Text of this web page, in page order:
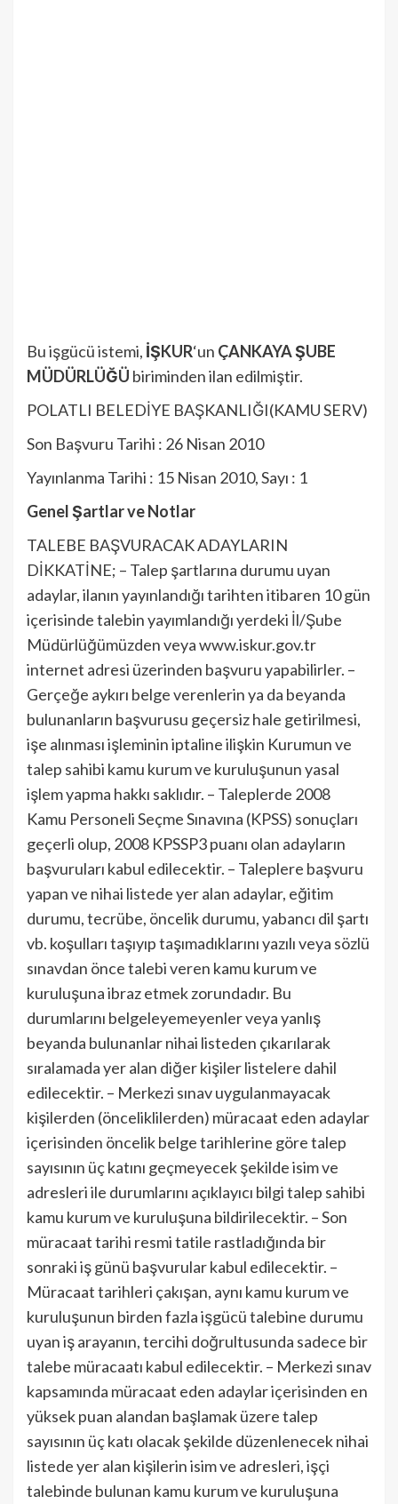
Bu işgücü istemi, İŞKUR‘un ÇANKAYA ŞUBE
MÜDÜRLÜĞÜ biriminden ilan edilmiştir.
POLATLI BELEDİYE BAŞKANLIĞI(KAMU SERV)
Son Başvuru Tarihi : 26 Nisan 2010
Yayınlanma Tarihi : 15 Nisan 2010, Sayı : 1
Genel Şartlar ve Notlar
TALEBE BAŞVURACAK ADAYLARIN
DİKKATİNE; – Talep şartlarına durumu uyan
adaylar, ilanın yayınlandığı tarihten itibaren 10 gün
içerisinde talebin yayımlandığı yerdeki İl/Şube
Müdürlüğümüzden veya www.iskur.gov.tr
internet adresi üzerinden başvuru yapabilirler. –
Gerçeğe aykırı belge verenlerin ya da beyanda
bulunanların başvurusu geçersiz hale getirilmesi,
işe alınması işleminin iptaline ilişkin Kurumun ve
talep sahibi kamu kurum ve kuruluşunun yasal
işlem yapma hakkı saklıdır. – Taleplerde 2008
Kamu Personeli Seçme Sınavına (KPSS) sonuçları
geçerli olup, 2008 KPSSP3 puanı olan adayların
başvuruları kabul edilecektir. – Taleplere başvuru
yapan ve nihai listede yer alan adaylar, eğitim
durumu, tecrübe, öncelik durumu, yabancı dil şartı
vb. koşulları taşıyıp taşımadıklarını yazılı veya sözlü
sınavdan önce talebi veren kamu kurum ve
kuruluşuna ibraz etmek zorundadır. Bu
durumlarını belgeleyemeyenler veya yanlış
beyanda bulunanlar nihai listeden çıkarılarak
sıralamada yer alan diğer kişiler listelere dahil
edilecektir. – Merkezi sınav uygulanmayacak
kişilerden (önceliklilerden) müracaat eden adaylar
içerisinden öncelik belge tarihlerine göre talep
sayısının üç katını geçmeyecek şekilde isim ve
adresleri ile durumlarını açıklayıcı bilgi talep sahibi
kamu kurum ve kuruluşuna bildirilecektir. – Son
müracaat tarihi resmi tatile rastladığında bir
sonraki iş günü başvurular kabul edilecektir. –
Müracaat tarihleri çakışan, aynı kamu kurum ve
kuruluşunun birden fazla işgücü talebine durumu
uyan iş arayanın, tercihi doğrultusunda sadece bir
talebe müracaatı kabul edilecektir. – Merkezi sınav
kapsamında müracaat eden adaylar içerisinden en
yüksek puan alandan başlamak üzere talep
sayısının üç katı olacak şekilde düzenlenecek nihai
listede yer alan kişilerin isim ve adresleri, işçi
talebinde bulunan kamu kurum ve kuruluşuna